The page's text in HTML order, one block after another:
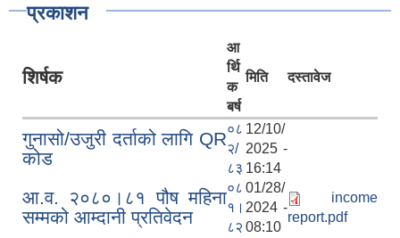
प्रकाशन
शिर्षक
आ
र्थि
क
बर्ष
मिति दस्तावेज
गुनासो/उजुरी दर्ताको लागि QR
कोड
०८
२/
८३
12/10/
2025 -
16:14
आ.व. २०८०।८१ पौष महिना
सम्मको आम्दानी प्रतिवेदन
०८
१।
८२
01/28/
2024 -
08:10
income
report.pdf